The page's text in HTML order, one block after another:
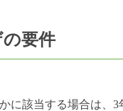
要件
該当する場合は、3